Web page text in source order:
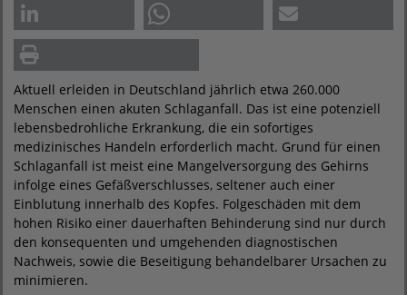
Aktuell erleiden in Deutschland jährlich etwa 260.000
Menschen einen akuten Schlaganfall. Das ist eine potenziell
lebensbedrohliche Erkrankung, die ein sofortiges
medizinisches Handeln erforderlich macht. Grund für einen
Schlaganfall ist meist eine Mangelversorgung des Gehirns
infolge eines Gefäßverschlusses, seltener auch einer
Einblutung innerhalb des Kopfes. Folgeschäden mit dem
hohen Risiko einer dauerhaften Behinderung sind nur durch
den konsequenten und umgehenden diagnostischen
Nachweis, sowie die Beseitigung behandelbarer Ursachen zu
minimieren.